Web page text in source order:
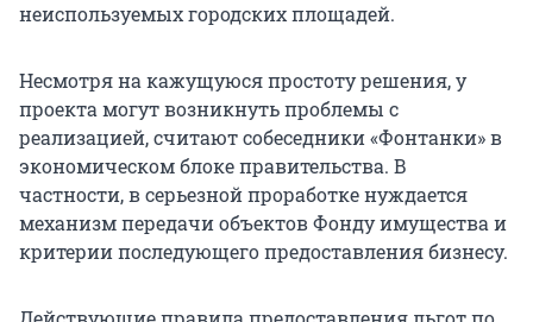
неиспользуемых городских площадей.
Несмотря на кажущуюся простоту решения, у
проекта могут возникнуть проблемы с
реализацией, считают собеседники «Фонтанки» в
экономическом блоке правительства. В
частности, в серьезной проработке нуждается
механизм передачи объектов Фонду имущества и
критерии последующего предоставления бизнесу.